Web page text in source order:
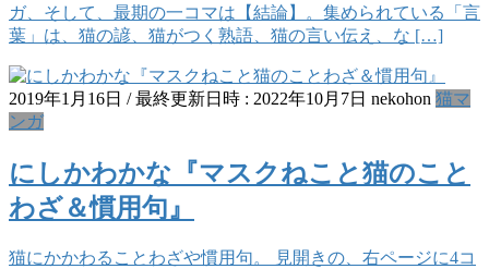
ガ、そして、最期の一コマは【結論】。集められている「言
葉」は、猫の諺、猫がつく熟語、猫の言い伝え、な […]
2019年1月16日 / 最終更新日時 : 2022年10月7日 nekohon 猫マ
ンガ
にしかわかな『マスクねこと猫のこと
わざ＆慣用句』
猫にかかわることわざや慣用句。 見開きの、右ページに4コ